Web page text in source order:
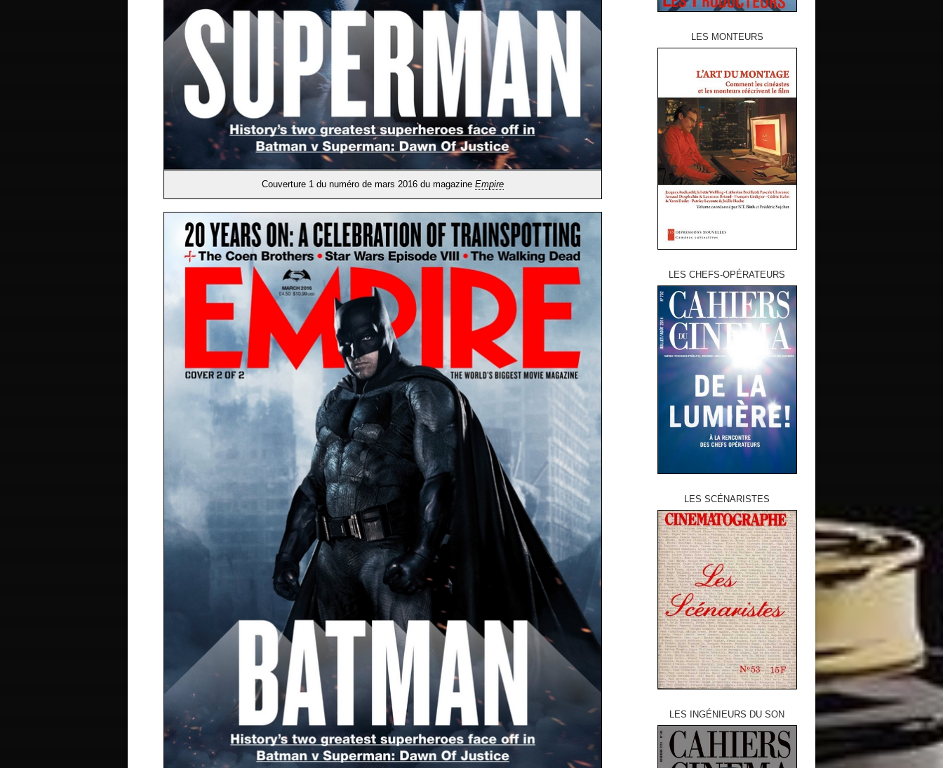
Couverture 1 du numéro de mars 2016 du magazineEmpire
LES MONTEURS
LES CHEFS-OPÉRATEURS
LES SCÉNARISTES
LES INGÉNIEURS DU SON